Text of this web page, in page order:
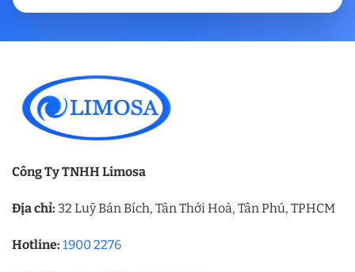
Công Ty TNHH Limosa
Địa chỉ: 32 Luỹ Bán Bích, Tân Thới Hoà, Tân Phú, TPHCM
Hotline: 1900 2276